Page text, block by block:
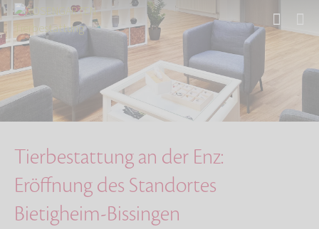
Start Über uns
Aktuelles
Tierbestattung an der Enz: Eröffnung des Stan…
Tierbestattung an der Enz:
Eröffnung des Standortes
Bietigheim-Bissingen